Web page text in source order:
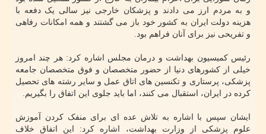
و به مردم ارز می دادند و پزشکان خارجی نیز سالی یک دفعه با
هزینه دولت ایران به کشور خود باز می گشتند و همه امکانات رفاهی
و تفریحی نیز برای آنان فراهم بود.
رئیس کمیسیون بهداشت و درمان مجلس اشاره کرد: هر چند امروز
خیلی از کشورهای دنیا از حضور متخصصان و فوق متخصصان جامعه
پزشکی، پرستاری و تکنسین های اتاق عمل و سایر رشته های تحصیل
کرده در ایران، استقبال می کنند، اما باید جلوی این اتفاق را بگیریم.
ایشان سپس با اشاره به تلاش عده ای برای منفک کردن آموزش
علوم پزشکی از وزارت بهداشت، اشاره کرد: این اتفاق خلاف